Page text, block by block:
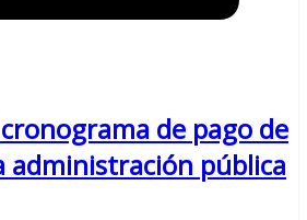
de pago de
administración pública